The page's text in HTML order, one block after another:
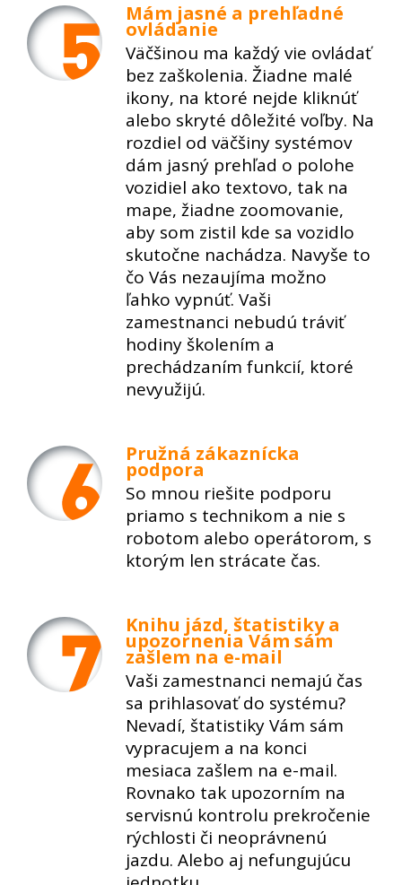
Mám jasné a prehľadné
ovládanie
Väčšinou ma každý vie ovládať
bez zaškolenia. Žiadne malé
ikony, na ktoré nejde kliknúť
alebo skryté dôležité voľby. Na
rozdiel od väčšiny systémov
dám jasný prehľad o polohe
vozidiel ako textovo, tak na
mape, žiadne zoomovanie,
aby som zistil kde sa vozidlo
skutočne nachádza. Navyše to
čo Vás nezaujíma možno
ľahko vypnúť. Vaši
zamestnanci nebudú tráviť
hodiny školením a
prechádzaním funkcií, ktoré
nevyužijú.
Pružná zákaznícka
podpora
So mnou riešite podporu
priamo s technikom a nie s
robotom alebo operátorom, s
ktorým len strácate čas.
Knihu jázd, štatistiky a
upozornenia Vám sám
zašlem na e-mail
Vaši zamestnanci nemajú čas
sa prihlasovať do systému?
Nevadí, štatistiky Vám sám
vypracujem a na konci
mesiaca zašlem na e-mail.
Rovnako tak upozorním na
servisnú kontrolu prekročenie
rýchlosti či neoprávnenú
jazdu. Alebo aj nefungujúcu